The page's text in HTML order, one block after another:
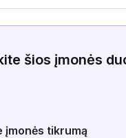
šios įmonės
įmonės tikrumą